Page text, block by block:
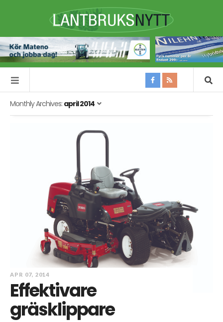
Monthly Archives: april 2014
APR 07, 2014
Effektivare
gräsklippare